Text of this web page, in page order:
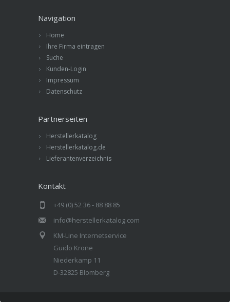
Navigation
Home
Ihre Firma eintragen
Suche
Kunden-Login
Impressum
Datenschutz
Partnerseiten
Herstellerkatalog
Herstellerkatalog.de
Lieferantenverzeichnis
Kontakt
+49 (0) 52 36 - 88 88 85
info@herstellerkatalog.com
KM-Line Internetservice
Guido Krone
Niederkamp 11
D-32825 Blomberg